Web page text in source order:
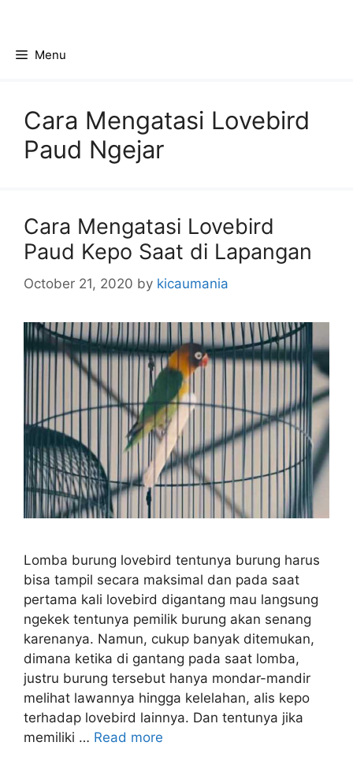
contentMenu
Cara Mengatasi Lovebird
Paud Ngejar
Cara Mengatasi Lovebird
Paud Kepo Saat di Lapangan
October 21, 2020 by kicaumania
Lomba burung lovebird tentunya burung harus
bisa tampil secara maksimal dan pada saat
pertama kali lovebird digantang mau langsung
ngekek tentunya pemilik burung akan senang
karenanya. Namun, cukup banyak ditemukan,
dimana ketika di gantang pada saat lomba,
justru burung tersebut hanya mondar-mandir
melihat lawannya hingga kelelahan, alis kepo
terhadap lovebird lainnya. Dan tentunya jika
memiliki … Read more